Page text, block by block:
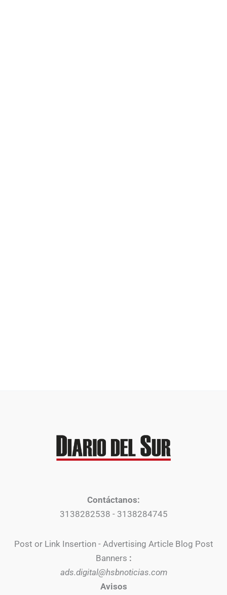
Contáctanos:
3138282538 - 3138284745
Post or Link Insertion - Advertising Article Blog Post
Banners :
ads.digital@hsbnoticias.com
Avisos